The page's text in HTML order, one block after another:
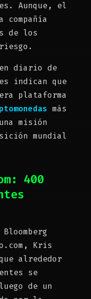
Aunque, el
de los
diario de
indican que
plataforma
más
misión
mundial
400
Kris
alrededor
se
de un